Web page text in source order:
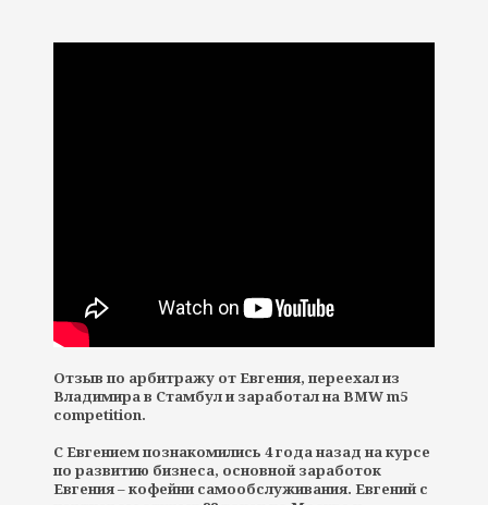
Отзыв по арбитражу от Евгения, переехал из
Владимира в Стамбул и заработал на BMW m5
competition.
С Евгением познакомились 4 года назад на курсе
по развитию бизнеса, основной заработок
Евгения – кофейни самообслуживания. Евгений с